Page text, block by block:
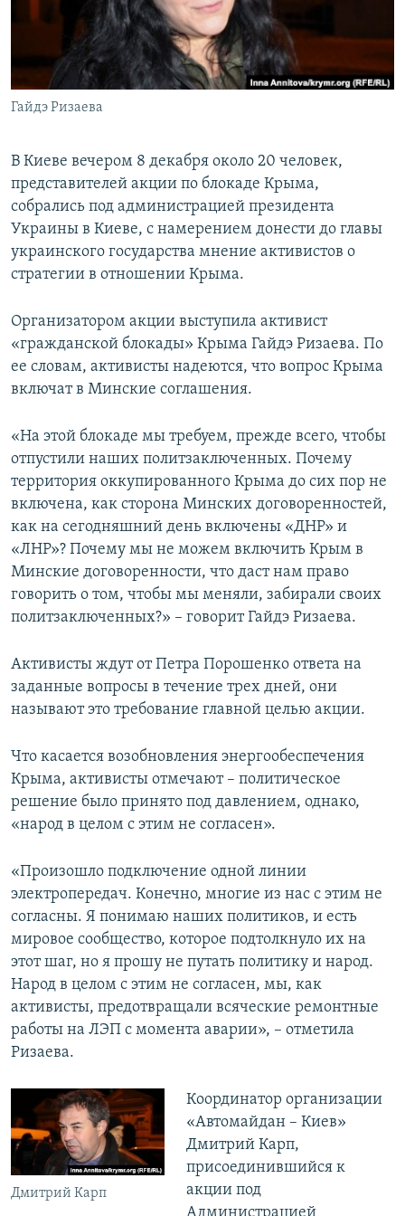
ПОБЕДИТЕЛЕЙ НЕ СУДЯТ?
КРЫМ.НЕПОКОРЕННЫЙ
ELIFBE
УКРАИНСКАЯ ПРОБЛЕМА КРЫМА
ПРИСОЕДИНЯЙТЕСЬ!
Гайдэ Ризаева
В Киеве вечером 8 декабря около 20 человек,
представителей акции по блокаде Крыма,
собрались под администрацией президента
Украины в Киеве, с намерением донести до главы
украинского государства мнение активистов о
стратегии в отношении Крыма.
Организатором акции выступила активист
«гражданской блокады» Крыма Гайдэ Ризаева. По
ее словам, активисты надеются, что вопрос Крыма
включат в Минские соглашения.
«На этой блокаде мы требуем, прежде всего, чтобы
отпустили наших политзаключенных. Почему
территория оккупированного Крыма до сих пор не
включена, как сторона Минских договоренностей,
как на сегодняшний день включены «ДНР» и
«ЛНР»? Почему мы не можем включить Крым в
Минские договоренности, что даст нам право
говорить о том, чтобы мы меняли, забирали своих
политзаключенных?» – говорит Гайдэ Ризаева.
Активисты ждут от Петра Порошенко ответа на
заданные вопросы в течение трех дней, они
называют это требование главной целью акции.
Что касается возобновления энергообеспечения
Крыма, активисты отмечают – политическое
решение было принято под давлением, однако,
«народ в целом с этим не согласен».
«Произошло подключение одной линии
электропередач. Конечно, многие из нас с этим не
согласны. Я понимаю наших политиков, и есть
мировое сообщество, которое подтолкнуло их на
этот шаг, но я прошу не путать политику и народ.
Народ в целом с этим не согласен, мы, как
активисты, предотвращали всяческие ремонтные
работы на ЛЭП с момента аварии», – отметила
Ризаева.
Дмитрий Карп
Координатор организации
«Автомайдан – Киев»
Дмитрий Карп,
присоединившийся к
акции под